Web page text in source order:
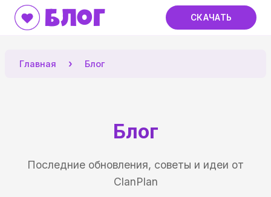
Блог СКАЧАТЬ
Главная Блог
Блог
Последние обновления, советы и идеи от
ClanPlan